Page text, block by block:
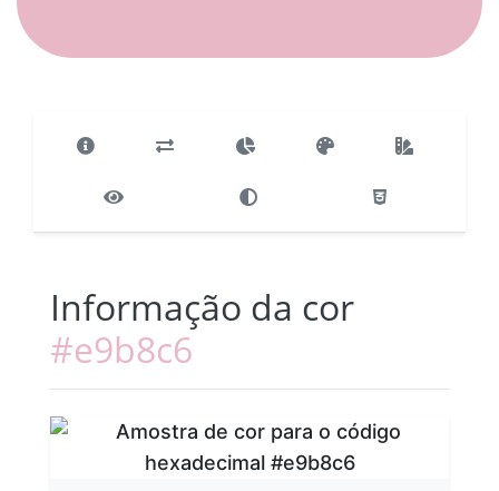
Informação da cor
#e9b8c6